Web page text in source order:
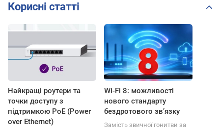
Корисні статті
Найкращі роутери та
точки доступу з
підтримкою PoE (Power
over Ethernet)
Wi-Fi 8: можливості
нового стандарту
бездротового зв’язку
Замість звичної гонитви за